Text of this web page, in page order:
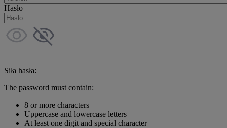
Hasło
Siła hasła:
The password must contain:
8 or more characters
Uppercase and lowercase letters
At least one digit and special character